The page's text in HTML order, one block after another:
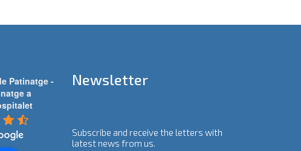
Patinatge -
a
Newsletter
Subscribe and receive the letters with
latest news from us.